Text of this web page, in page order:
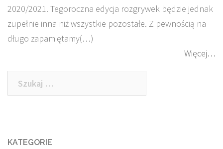
2020/2021. Tegoroczna edycja rozgrywek będzie jednak
zupełnie inna niż wszystkie pozostałe. Z pewnością na
długo zapamiętamy(…)
Więcej…
Szukaj:
KATEGORIE